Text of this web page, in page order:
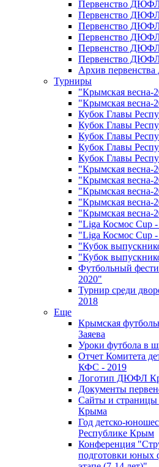
Первенство
Первенство
Первенство
Первенство
Первенство
Первенство
Архив
Турниры
"Крымская весна-
"Крымская весна-
Кубок Главы
Кубок Главы
Кубок Главы
Кубок Главы
Кубок Главы
"Крымская весна-
"Крымская весна-
"Крымская весна-
"Крымская весна-
"Крымская весна-
"Liga Космос Cup
"Liga Космос Cup
"Кубок
"Кубок
Футбольный
2020"
Турнир среди
2018
Еще
Крымская
Заяева
Уроки футбола в
Отчет Комитета
КФС - 2019
Логотип ДЮФЛ
Документы
Сайты и
Крыма
Год детско-
Республике Крым
Конференция
подготовки юных